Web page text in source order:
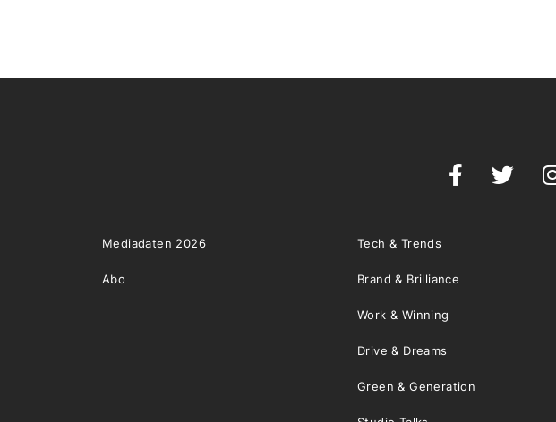
Mediadaten 2026
Abo
Tech & Trends
Brand & Brilliance
Work & Winning
Drive & Dreams
Green & Generation